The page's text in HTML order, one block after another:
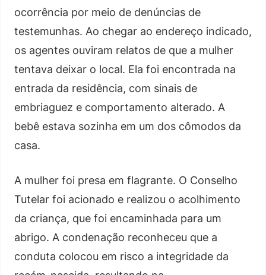
ocorrência por meio de denúncias de
testemunhas. Ao chegar ao endereço indicado,
os agentes ouviram relatos de que a mulher
tentava deixar o local. Ela foi encontrada na
entrada da residência, com sinais de
embriaguez e comportamento alterado. A
bebê estava sozinha em um dos cômodos da
casa.
A mulher foi presa em flagrante. O Conselho
Tutelar foi acionado e realizou o acolhimento
da criança, que foi encaminhada para um
abrigo. A condenação reconheceu que a
conduta colocou em risco a integridade da